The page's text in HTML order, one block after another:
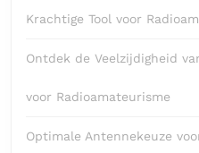
Krachtige Tool voor
Ontdek de Veelzijdigheid
voor Radioamateurisme
Optimale Antennekeuze